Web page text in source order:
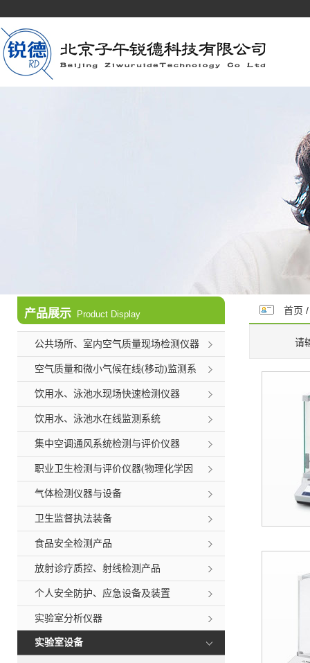
产品展示 Product Display
公共场所、室内空气质量现场检测仪器
空气质量和微小气候在线(移动)监测系
统
饮用水、泳池水现场快速检测仪器
饮用水、泳池水在线监测系统
集中空调通风系统检测与评价仪器
职业卫生检测与评价仪器(物理化学因
素)
气体检测仪器与设备
卫生监督执法装备
食品安全检测产品
放射诊疗质控、射线检测产品
个人安全防护、应急设备及装置
实验室分析仪器
实验室设备
首页
请